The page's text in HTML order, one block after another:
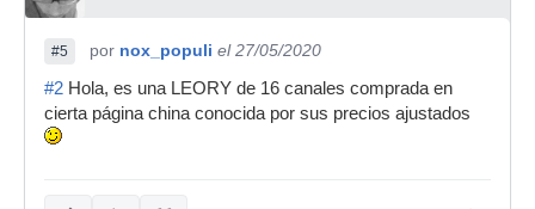
#5 por nox_populi el 27/05/2020
#2 Hola, es una LEORY de 16 canales comprada en
cierta página china conocida por sus precios ajustados